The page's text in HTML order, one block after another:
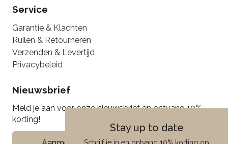
Stay up to date
Service
Garantie & Klachten
Ruilen & Retourneren
Verzenden & Levertijd
Privacybeleid
Nieuwsbrief
Meld je aan voor onze nieuwsbrief en ontvang 10%
korting!